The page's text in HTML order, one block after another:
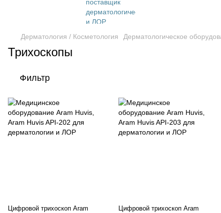
Дерматология / Косметология Дерматологическое
Трихоскопы
Фильтр
Цифровой трихоскоп Aram
Цифровой трихоскоп Aram